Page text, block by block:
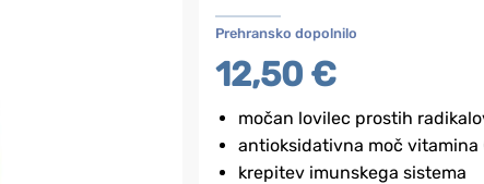
Prehransko dopolnilo
12,50 €
močan lovilec prostih
antioksidativna moč vitamina
krepitev imunskega sistema